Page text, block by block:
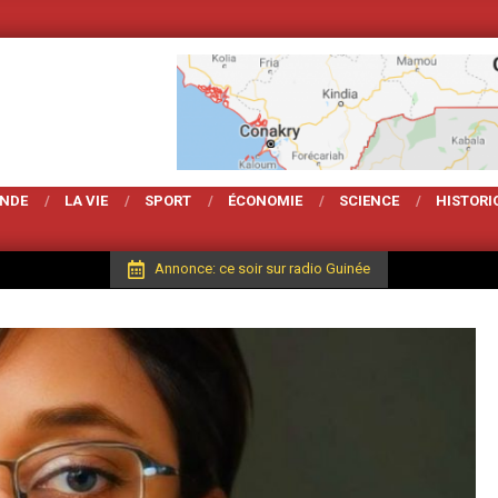
Votre Magarzine
LA VIE SPORT ÉCONOMIE SCIENCE
Annonce: ce soir sur radio Guinée